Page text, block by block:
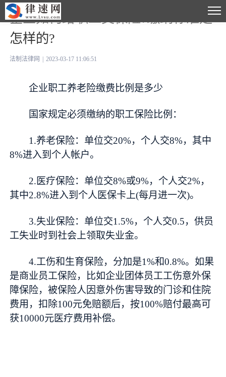
企业如何给职工交保险?缴纳标准是
怎样的?
法制法律网 2023-03-17 11:06:51
企业职工养老险缴费比例是多少
国家规定必须缴纳的职工保险比例：
1.养老保险：单位交20%，个人交8%，其中
8%进入到个人帐户。
2.医疗保险：单位交8%或9%，个人交2%，
其中2.8%进入到个人医保卡上(每月进一次)。
3.失业保险：单位交1.5%，个人交0.5，供员
工失业时到社会上领取失业金。
4.工伤和生育保险，分加是1%和0.8%。如果
是商业员工保险，比如企业团体员工工伤意外保
障保险，被保险人因意外伤害导致的门诊和住院
费用，扣除100元免赔额后，按100%赔付最高可
获10000元医疗费用补偿。